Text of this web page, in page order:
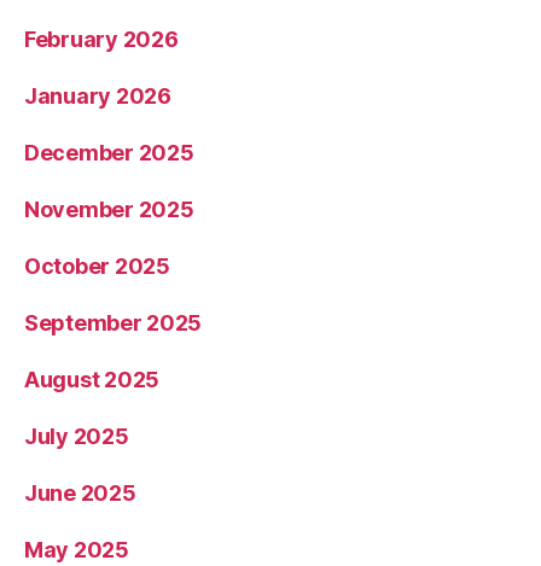
February 2026
January 2026
December 2025
November 2025
October 2025
September 2025
August 2025
July 2025
June 2025
May 2025